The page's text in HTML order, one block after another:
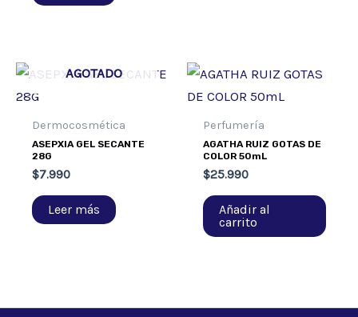
AGOTADO
Dermocosmética
ASEPXIA GEL SECANTE
28G
$7.990
Leer más
Perfumería
AGATHA RUIZ GOTAS DE
COLOR 50mL
$25.990
Añadir al
carrito